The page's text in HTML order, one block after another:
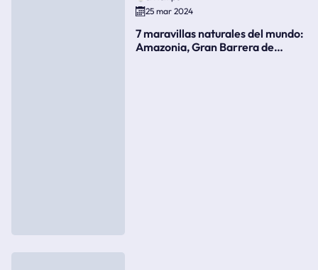
25 mar 2024
7 maravillas naturales del mundo:
Amazonia, Gran Barrera de